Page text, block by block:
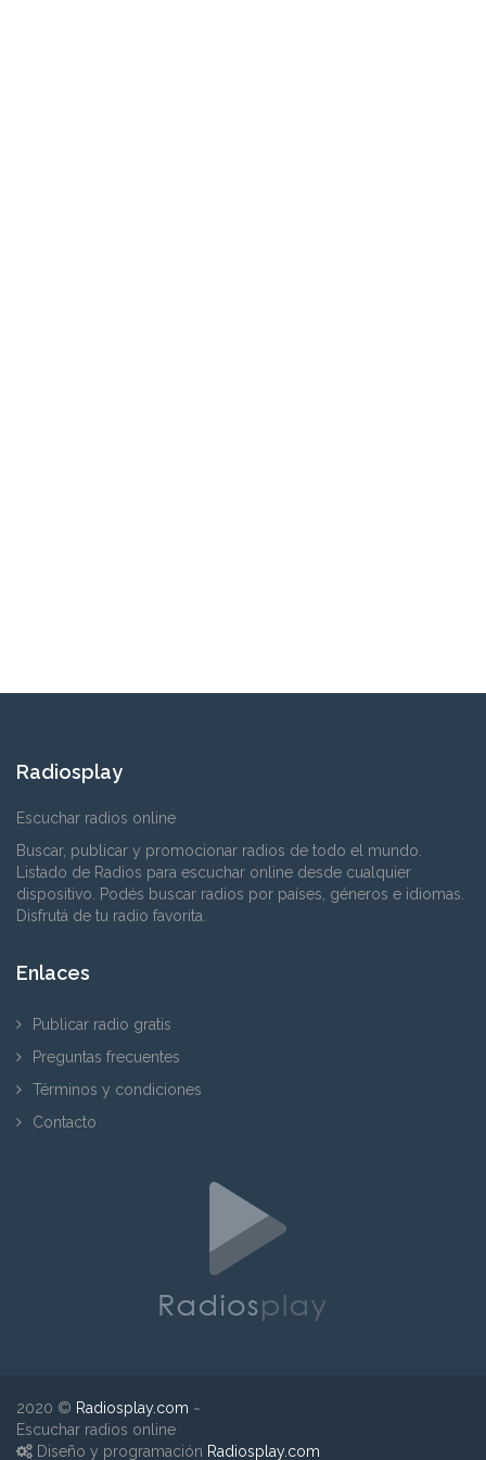
Radiosplay
Escuchar radios online
Buscar, publicar y promocionar radios de todo el mundo.
Listado de Radios para escuchar online desde cualquier
dispositivo. Podés buscar radios por países, géneros e idiomas.
Disfrutá de tu radio favorita.
Enlaces
Publicar radio gratis
Preguntas frecuentes
Términos y condiciones
Contacto
2020 © Radiosplay.com ~
Escuchar radios online
Diseño y programación Radiosplay.com